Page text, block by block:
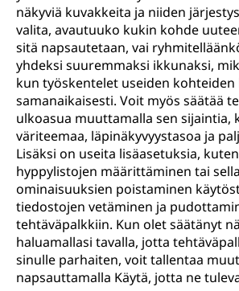
näkyviä kuvakkeita ja niiden
valita, avautuuko kukin kohde
sitä napsautetaan, vai
yhdeksi suuremmaksi ikkunaksi,
kun työskentelet useiden kohteiden
samanaikaisesti. Voit myös säätää
ulkoasua muuttamalla sen sijaintia,
väriteemaa, läpinäkyvyystasoa ja
Lisäksi on useita lisäasetuksia,
hyppylistojen määrittäminen tai
ominaisuuksien poistaminen
tiedostojen vetäminen ja
tehtäväpalkkiin. Kun olet säätänyt
haluamallasi tavalla, jotta
sinulle parhaiten, voit tallentaa
napsauttamalla Käytä, jotta ne